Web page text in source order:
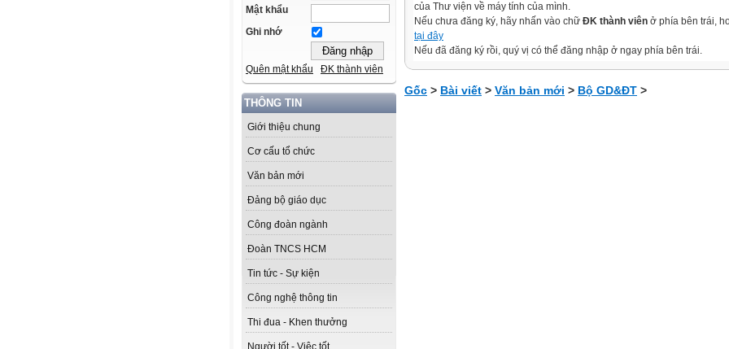
Mật khẩu
Ghi nhớ
Quên mật khẩu ĐK thành viên
THÔNG TIN
Giới thiệu chung
Cơ cấu tổ chức
Văn bản mới
Đảng bộ giáo dục
Công đoàn ngành
Đoàn TNCS HCM
Tin tức - Sự kiện
Công nghệ thông tin
Thi đua - Khen thưởng
Người tốt - Việc tốt
của Thư viện về máy tính của mình.
Nếu chưa đăng ký, hãy nhấn vào chữ ĐK thành viên ở phía bên trái,
tại đây
Nếu đã đăng ký rồi, quý vị có thể đăng nhập ở ngay phía bên trái.
Gốc > Bài viết > Văn bản mới > Bộ GD&ĐT >